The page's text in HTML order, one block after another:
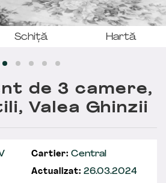
Schiță Hartă
de 3 camere,
Valea Ghinzii
Cartier: Central
Actualizat: 26.03.2024